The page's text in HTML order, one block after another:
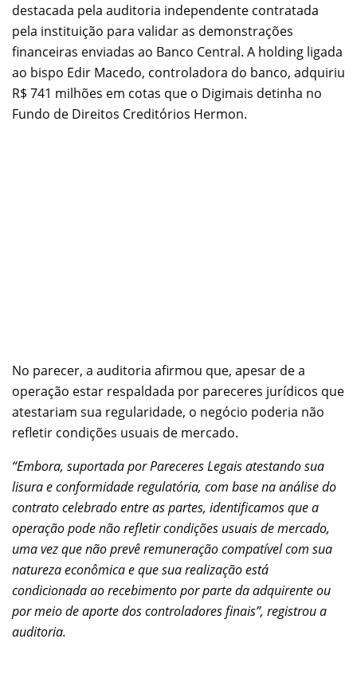
destacada pela auditoria independente contratada
pela instituição para validar as demonstrações
financeiras enviadas ao Banco Central. A holding ligada
ao bispo Edir Macedo, controladora do banco, adquiriu
R$ 741 milhões em cotas que o Digimais detinha no
Fundo de Direitos Creditórios Hermon.
No parecer, a auditoria afirmou que, apesar de a
operação estar respaldada por pareceres jurídicos que
atestariam sua regularidade, o negócio poderia não
refletir condições usuais de mercado.
“Embora, suportada por Pareceres Legais atestando sua
lisura e conformidade regulatória, com base na análise do
contrato celebrado entre as partes, identificamos que a
operação pode não refletir condições usuais de mercado,
uma vez que não prevê remuneração compatível com sua
natureza econômica e que sua realização está
condicionada ao recebimento por parte da adquirente ou
por meio de aporte dos controladores finais”, registrou a
auditoria.